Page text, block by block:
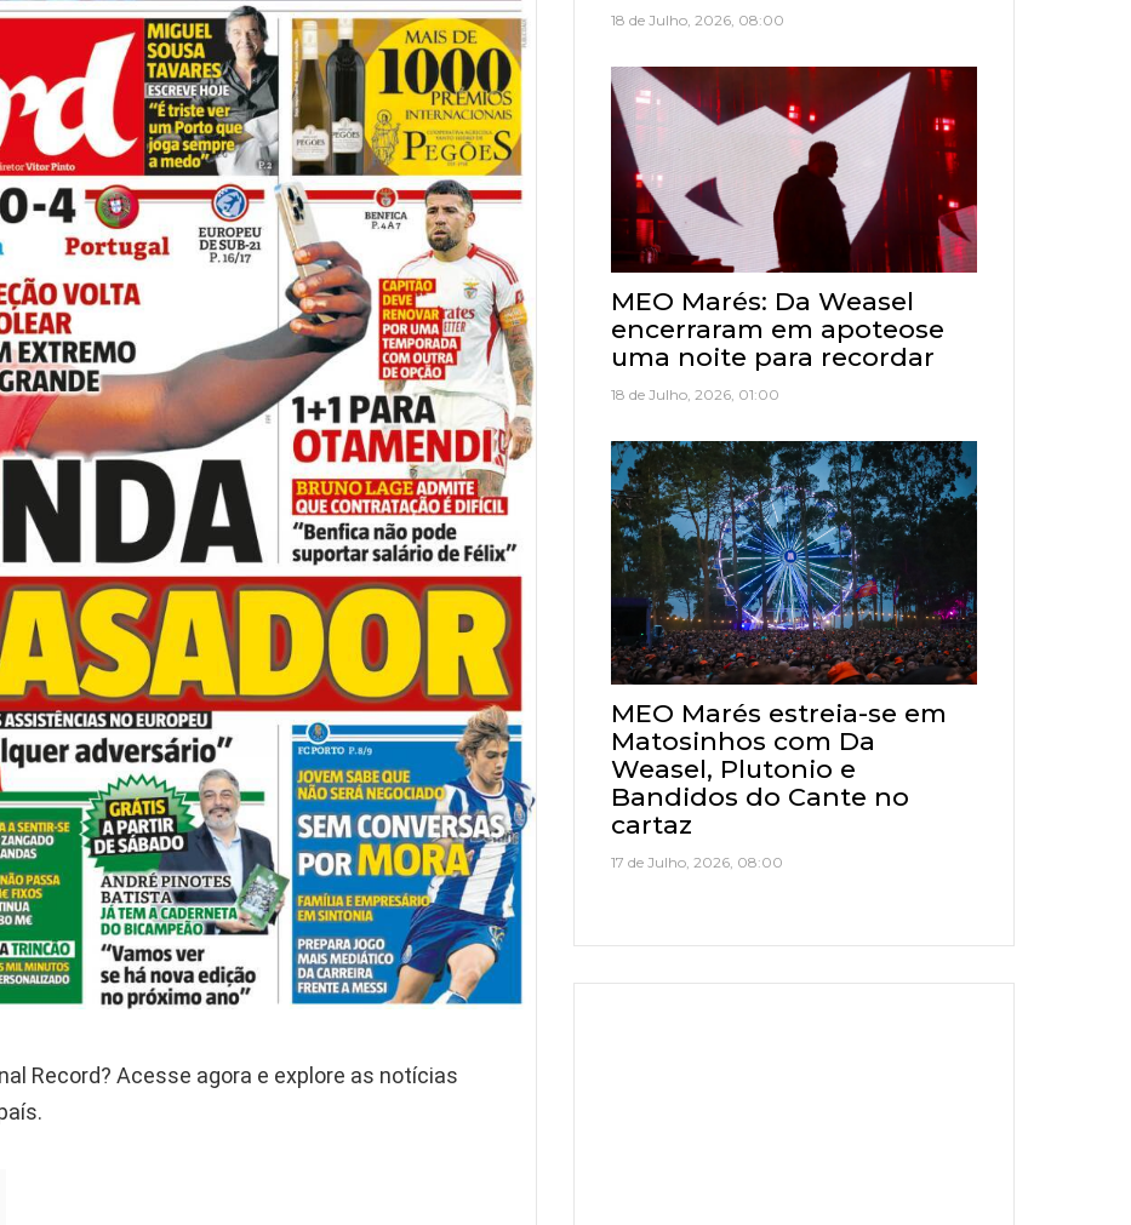
Record? Acesse agora e explore as notícias
18 de Julho, 2026, 08:00
MEO Marés: Da Weasel
encerraram em apoteose
uma noite para recordar
18 de Julho, 2026, 01:00
MEO Marés estreia-se em
Matosinhos com Da
Weasel, Plutonio e
Bandidos do Cante no
cartaz
17 de Julho, 2026, 08:00